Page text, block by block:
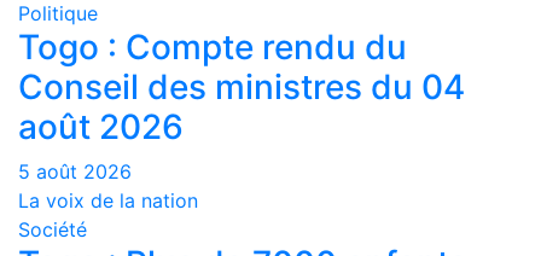
Politique
Togo : Compte rendu du
Conseil des ministres du 04
août 2026
5 août 2026
La voix de la nation
Société